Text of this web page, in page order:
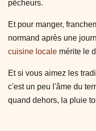
pêcheurs.
Et pour manger,
normand après une
cuisine locale mérite le
Et si vous aimez les
c'est un peu l'âme du
quand dehors, la pluie